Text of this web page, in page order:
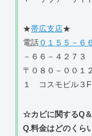
★帯広支店★
電話０１５５－６
－６６－４２７３
〒０８０－００１
１ コスモビル３F
☆カビに関するQ
Q.料金はどのくら